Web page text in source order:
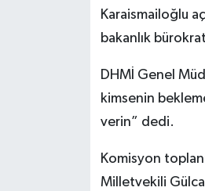
Karaismailoğlu
bakanlık
DHMİ Genel
kimsenin
verin” dedi.
Komisyon
Milletvekili